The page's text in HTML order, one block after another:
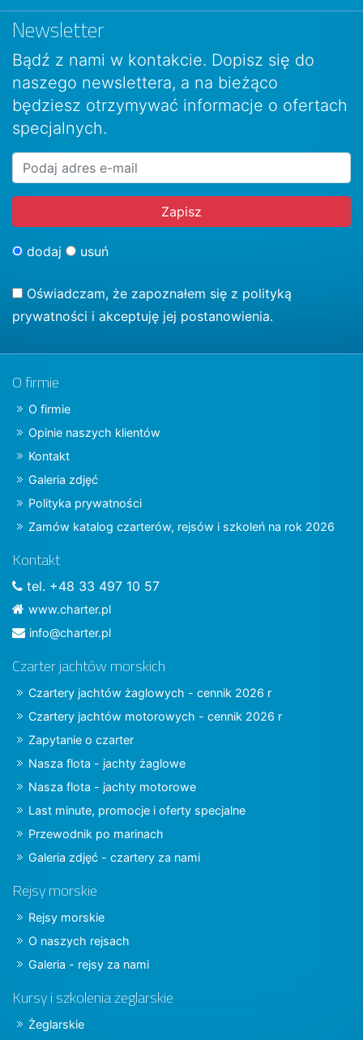
Newsletter
Bądź z nami w kontakcie. Dopisz się do
naszego newslettera, a na bieżąco
będziesz otrzymywać informacje o ofertach
specjalnych.
dodaj usuń
Oświadczam, że zapoznałem się z polityką
prywatności i akceptuję jej postanowienia.
O firmie
O firmie
Opinie naszych klientów
Kontakt
Galeria zdjęć
Polityka prywatności
Zamów katalog czarterów, rejsów i szkoleń na rok 2026
Kontakt
tel. +48 33 497 10 57
www.charter.pl
info@charter.pl
Czarter jachtów morskich
Czartery jachtów żaglowych - cennik 2026 r
Czartery jachtów motorowych - cennik 2026 r
Zapytanie o czarter
Nasza flota - jachty żaglowe
Nasza flota - jachty motorowe
Last minute, promocje i oferty specjalne
Przewodnik po marinach
Galeria zdjęć - czartery za nami
Rejsy morskie
Rejsy morskie
O naszych rejsach
Galeria - rejsy za nami
Kursy i szkolenia żeglarskie
Żeglarskie